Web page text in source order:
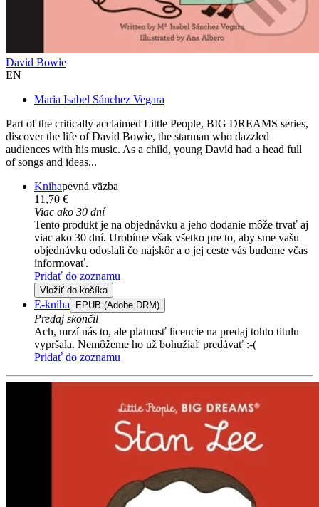
David Bowie
EN
Maria Isabel Sánchez Vegara
Part of the critically acclaimed Little People, BIG DREAMS series,
discover the life of David Bowie, the starman who dazzled
audiences with his music. As a child, young David had a head full
of songs and ideas...
Knihapevná väzba
11,70 €
Viac ako 30 dní
Tento produkt je na objednávku a jeho dodanie môže trvať aj
viac ako 30 dní. Urobíme však všetko pre to, aby sme vašu
objednávku odoslali čo najskôr a o jej ceste vás budeme včas
informovať.
Pridať do zoznamu
Vložiť do košíka
E-kniha EPUB (Adobe DRM)
Predaj skončil
Ach, mrzí nás to, ale platnosť licencie na predaj tohto titulu
vypršala. Nemôžeme ho už bohužiaľ predávať :-(
Pridať do zoznamu